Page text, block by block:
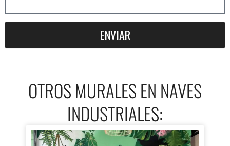
ENVIAR
OTROS MURALES EN NAVES
INDUSTRIALES: